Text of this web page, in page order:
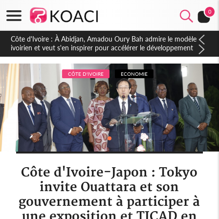
0
Côte d'Ivoire : À Abidjan, Amadou Oury Bah admire le modèle
ivoirien et veut s'en inspirer pour accélérer le développement
de la Guinée
CÔTE D'IVOIRE ECONOMIE
Côte d'Ivoire-Japon : Tokyo
invite Ouattara et son
gouvernement à participer à